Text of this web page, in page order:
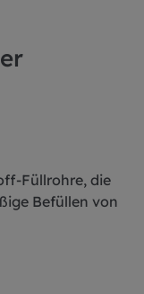
Füllrohre, die
Befüllen von